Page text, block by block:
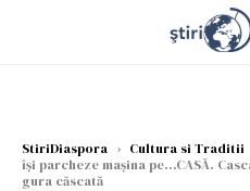
StiriDiaspora › Cultura si Traditii
își parcheze mașina pe...CASĂ.
gura căscată